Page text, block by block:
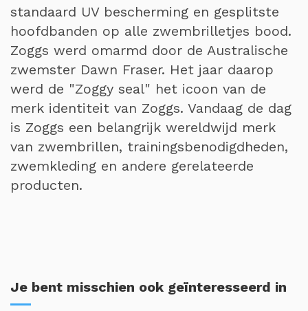
standaard UV bescherming en gesplitste
hoofdbanden op alle zwembrilletjes bood.
Zoggs werd omarmd door de Australische
zwemster Dawn Fraser. Het jaar daarop
werd de "Zoggy seal" het icoon van de
merk identiteit van Zoggs. Vandaag de dag
is Zoggs een belangrijk wereldwijd merk
van zwembrillen, trainingsbenodigdheden,
zwemkleding en andere gerelateerde
producten.
Je bent misschien ook geïnteresseerd in